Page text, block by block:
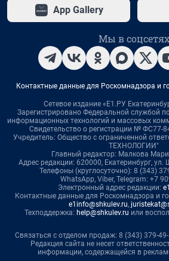
App Gallery
Мы в соцсетях
Контактные данные для Роскомнадзора и
Сетевое издание «Е1.РУ
Зарегистрировано Федеральной службой
информационных технологий и массовых
Свидетельство о регистрации № ФС77-
Учредитель: Общество с ограниченной
ТЕХНОЛОГИИ"
Главный редактор: Малкова
Адрес редакции: 620000, Екатеринбург, ул.
Телефоны (круглосуточно): 8 (343)
WhatsApp, Viber, Telegram: +7
Электронный адрес редакции:
Контактные данные для Роскомнадзора и
e1info@shkulev.ru,
Техподдержка: help@shkulev.ru или
Связаться с отделом продаж: 8 (343) 379-
Редакция сайта не несет
информации, содержащейся в